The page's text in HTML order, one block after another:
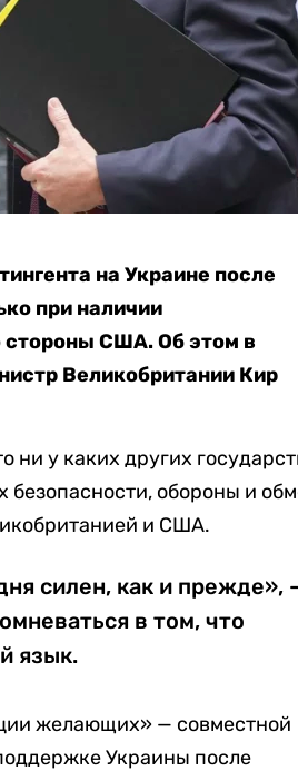
на Украине после
при наличии
стороны США. Об этом в
Великобритании Кир
ни у каких других
безопасности, обороны и
и США.
силен, как и прежде»,
в том, что
язык.
желающих» — совместной
Украины после